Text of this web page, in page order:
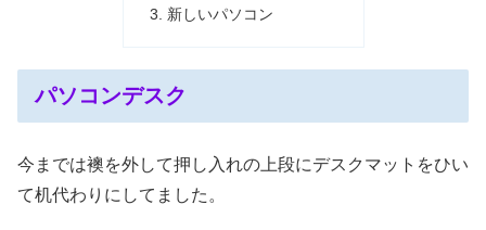
新しいパソコン
パソコンデスク
今までは襖を外して押し入れの上段にデスクマットをひい
て机代わりにしてました。